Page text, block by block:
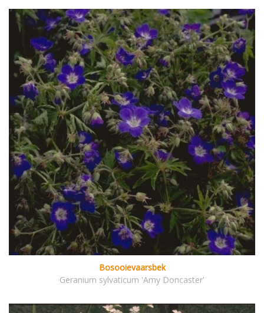
Bosooievaarsbek
Geranium sylvaticum 'Amy Doncaster'